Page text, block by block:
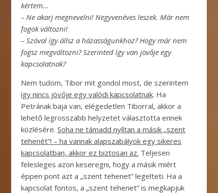
kértem…
– Ne akarj megnevelni! Negyvenéves leszek. Már nem
fogok változni!
– Szóval így állsz a házasságunkhoz? Hogy már nem
fogsz megváltozni? Szerinted így van jövője egy
kapcsolatnak?
Nem tudom, Tibor mit gondol most, de szerintem
így nincs jövője egy valódi kapcsolatnak. Ha
Petrának baja van, elégedetlen Tiborral, akkor a
lehető legrosszabb helyzetet választotta ennek
közlésére. Soha ne támadd nyíltan a másik „szent
tehenét”! – ha vannak alapszabályok egy sikeres
kapcsolatban, akkor ez biztosan az. Teljesen
felesleges azon keseregni, hogy a másik miért
éppen pont azt a „szent tehenet” legelteti. Ha a
kapcsolat fontos, a „szent tehenet” is megkapjuk